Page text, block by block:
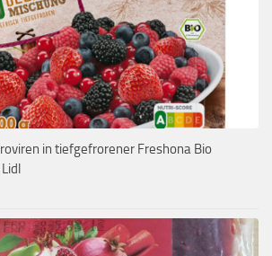
in tiefgefrorener Freshona Bio